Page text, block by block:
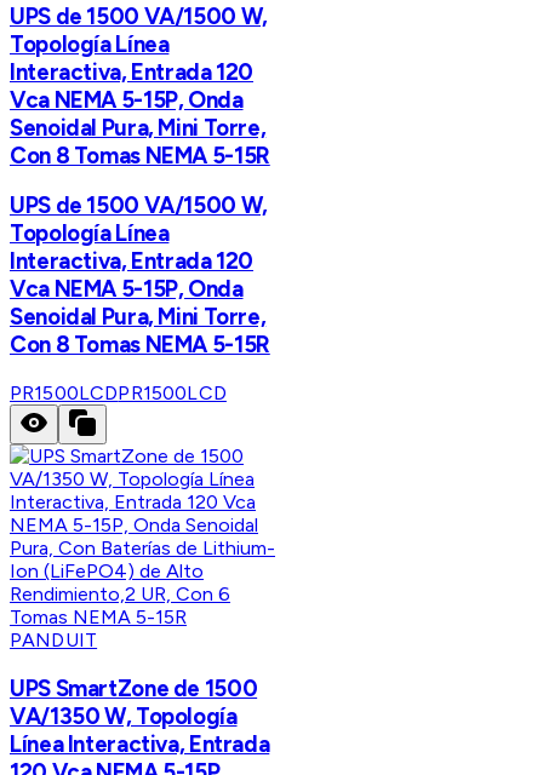
UPS de 1500 VA/1500 W,
Topología Línea
Interactiva, Entrada 120
Vca NEMA 5-15P, Onda
Senoidal Pura, Mini Torre,
Con 8 Tomas NEMA 5-15R
UPS de 1500 VA/1500 W,
Topología Línea
Interactiva, Entrada 120
Vca NEMA 5-15P, Onda
Senoidal Pura, Mini Torre,
Con 8 Tomas NEMA 5-15R
PR1500LCDPR1500LCD
PANDUIT
UPS SmartZone de 1500
VA/1350 W, Topología
Línea Interactiva, Entrada